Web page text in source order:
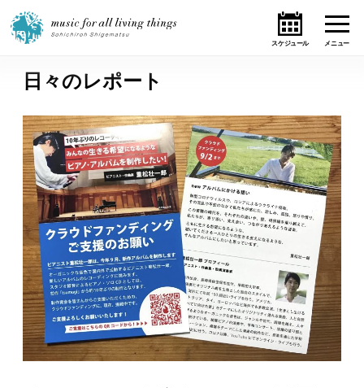
ホーム
ニュース
テーマ
ライブ・スケジュール
作品
オンライン・ショップ
ギャラリー
日々のレポート